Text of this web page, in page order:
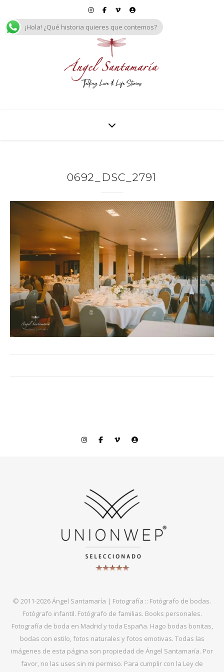
0692_DSC_2791
© 2011-2026 Ángel Santamaría | Fotografía :: Fotógrafo de bodas.
Fotógrafo infantil. Fotógrafo de familias. Books personales.
Fotografía de boda en Madrid y toda España. Hago bodas bonitas,
bodas con estilo, fotos naturales y fotos emotivas. Todas las
imágenes de esta página son propiedad de Ángel Santamaría. Por
favor, no las uses sin mi permiso. Para cumplir con la Ley de
¡Hola! ¿Qué historia quieres que contemos?